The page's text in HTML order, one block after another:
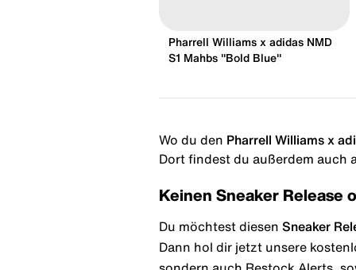
Pharrell Williams x adidas NMD
S1 Mahbs "Bold Blue"
Wo du den Pharrell Williams x
Dort findest du außerdem auch
Keinen Sneaker Release
Du möchtest diesen Sneaker
Dann hol dir jetzt unsere
sondern auch Restock Alerts,